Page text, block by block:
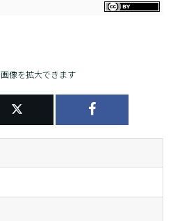
像を拡大できます